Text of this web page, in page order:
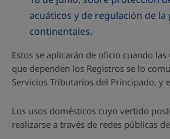
acuáticos y de regulación de la
continentales.
Estos se aplicarán de oficio cuando las
que dependen los Registros se lo
Servicios Tributarios del Principado, y
Los usos domésticos cuyo vertido
realizarse a través de redes públicas